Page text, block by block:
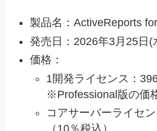
製品名：ActiveReports
発売日：2026年3月25日(
価格：
1開発ライセンス：
※Professional版の価
コアサーバーライセ